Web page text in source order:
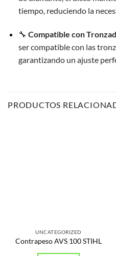
tiempo, reduciendo la
🔧 Compatible con
ser compatible con las
garantizando un ajuste
PRODUCTOS
UNCATEGORIZED
Contrapeso AVS 100 STIHL